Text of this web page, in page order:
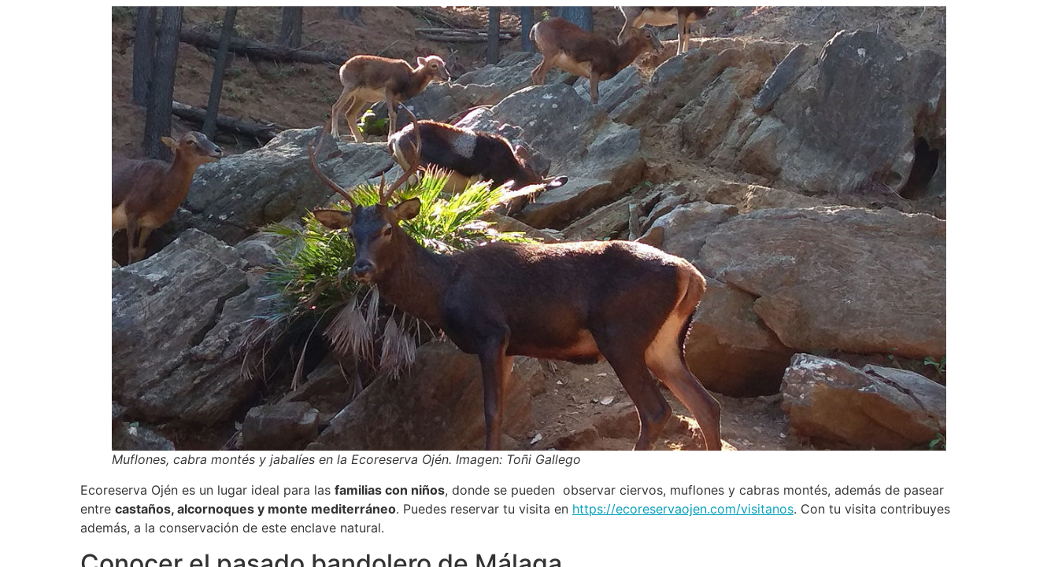
Muflones, cabra montés y jabalíes en la Ecoreserva Ojén. Imagen: Toñi Gallego
Ecoreserva Ojén es un lugar ideal para las familias con niños, donde se pueden observar ciervos, muflones y cabras montés, además de pasear
entre castaños, alcornoques y monte mediterráneo. Puedes reservar tu visita en https://ecoreservaojen.com/visitanos. Con tu visita contribuyes
además, a la conservación de este enclave natural.